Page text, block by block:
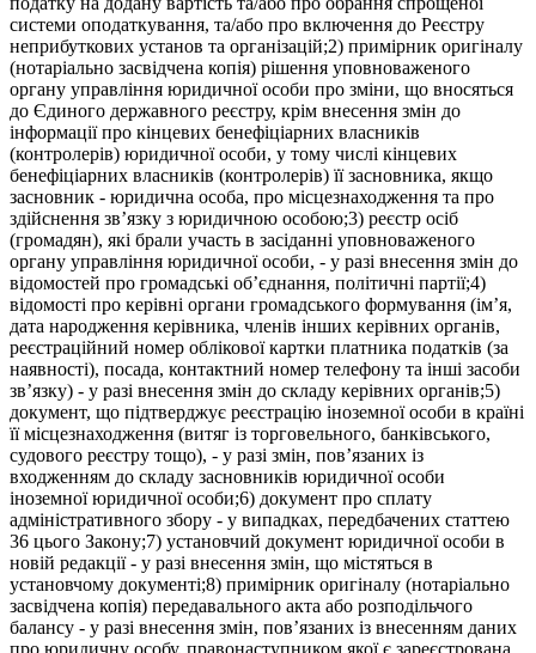
системи оподаткування, та/або про включення до Реєстру
неприбуткових установ та організацій;2) примірник оригіналу
(нотаріально засвідчена копія) рішення уповноваженого
органу управління юридичної особи про зміни, що вносяться
до Єдиного державного реєстру, крім внесення змін до
інформації про кінцевих бенефіціарних власників
(контролерів) юридичної особи, у тому числі кінцевих
бенефіціарних власників (контролерів) її засновника, якщо
засновник - юридична особа, про місцезнаходження та про
здійснення зв’язку з юридичною особою;3) реєстр осіб
(громадян), які брали участь в засіданні уповноваженого
органу управління юридичної особи, - у разі внесення змін до
відомостей про громадські об’єднання, політичні партії;4)
відомості про керівні органи громадського формування (ім’я,
дата народження керівника, членів інших керівних органів,
реєстраційний номер облікової картки платника податків (за
наявності), посада, контактний номер телефону та інші засоби
зв’язку) - у разі внесення змін до складу керівних органів;5)
документ, що підтверджує реєстрацію іноземної особи в країні
її місцезнаходження (витяг із торговельного, банківського,
судового реєстру тощо), - у разі змін, пов’язаних із
входженням до складу засновників юридичної особи
іноземної юридичної особи;6) документ про сплату
адміністративного збору - у випадках, передбачених статтею
36 цього Закону;7) установчий документ юридичної особи в
новій редакції - у разі внесення змін, що містяться в
установчому документі;8) примірник оригіналу (нотаріально
засвідчена копія) передавального акта або розподільчого
балансу - у разі внесення змін, пов’язаних із внесенням даних
про юридичну особу, правонаступником якої є зареєстрована